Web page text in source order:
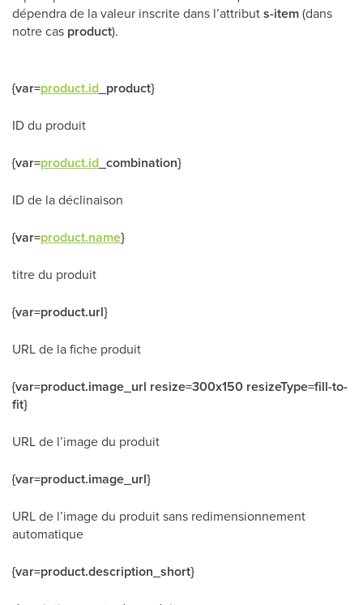
dépendra de la valeur inscrite dans l’attributs-item(dans
notre cas product).
{var=product.id_product}
ID du produit
{var=product.id_combination}
ID de la déclinaison
{var=product.name}
titre du produit
{var=product.url}
URL de la fiche produit
{var=product.image_url resize=300x150 resizeType=fill-to-
fit}
URL de l’image du produit
{var=product.image_url}
URL de l’image du produit sans redimensionnement
automatique
{var=product.description_short}